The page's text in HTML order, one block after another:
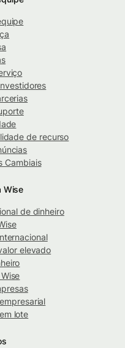
de recurso
Cambiais
Wise
de dinheiro
elevado
lote